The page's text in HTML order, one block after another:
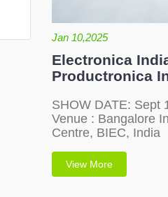
Jan 10,2025
Electronica
Productronica
SHOW DATE: Sept
Venue : Bangalore
Centre, BIEC, India
View More